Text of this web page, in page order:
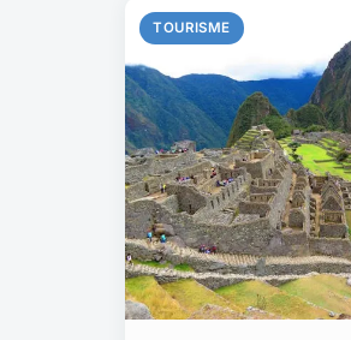
TOURISME